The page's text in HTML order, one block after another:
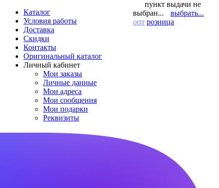
Каталог
Условия работы
Доставка
Скидки
Контакты
Оригинальный каталог
Личный кабинет
Мои заказы
Личные данные
Мои адреса
Мои сообщения
Мои подарки
Реквизиты
пункт выдачи не
выбран...
выбрать...
опт розница